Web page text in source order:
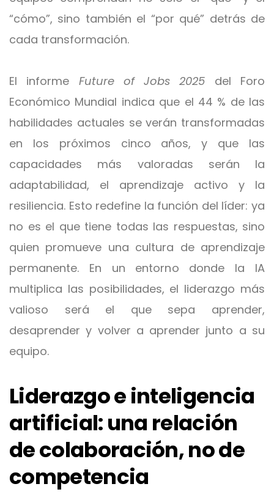
“cómo”, sino también el “por qué” detrás de
cada transformación.
El informe Future of Jobs 2025 del Foro
Económico Mundial indica que el 44 % de las
habilidades actuales se verán transformadas
en los próximos cinco años, y que las
capacidades más valoradas serán la
adaptabilidad, el aprendizaje activo y la
resiliencia. Esto redefine la función del líder: ya
no es el que tiene todas las respuestas, sino
quien promueve una cultura de aprendizaje
permanente. En un entorno donde la IA
multiplica las posibilidades, el liderazgo más
valioso será el que sepa aprender,
desaprender y volver a aprender junto a su
equipo.
Liderazgo e inteligencia
artificial: una relación
de colaboración, no de
competencia